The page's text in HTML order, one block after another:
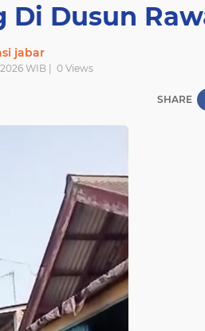
Di Dusun
jabar
WIB | 0 Views
SHARE